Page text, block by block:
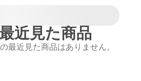
近見た商品
最近見た商品はありません。